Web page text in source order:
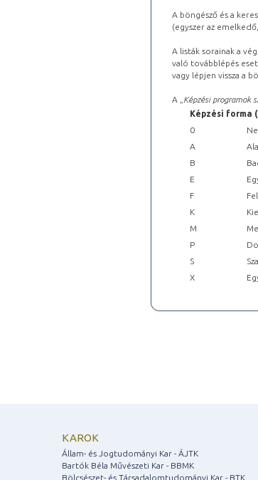
A böngésző és a
(egyszer az
A listák sorainak a
való továbblépés
vagy lépjen vissza a
A „ Képzési programok
Képzési forma
0
A
B
E
F
K
M
P
S
X
KAROK
Állam- és Jogtudományi Kar - ÁJTK
Bartók Béla Művészeti Kar - BBMK
Bölcsészet- és Társadalomtudományi Kar - BTK